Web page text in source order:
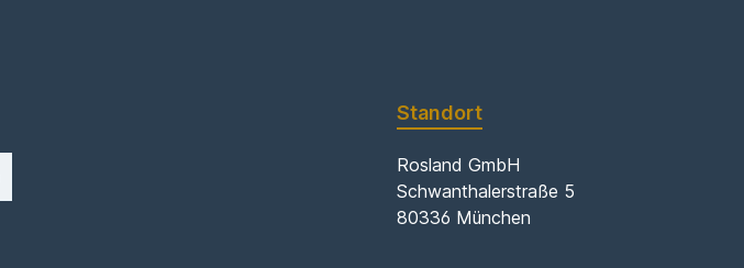
Standort
Rosland GmbH
Schwanthalerstraße 5
80336 München